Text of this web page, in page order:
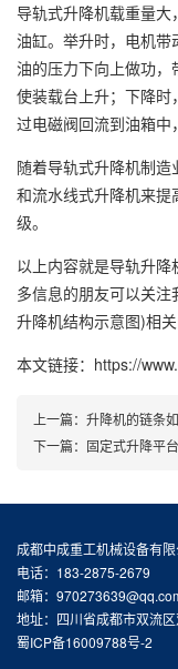
导轨式升降机载重量
油缸。举升时，电机
油的压力下向上做功，
使装载台上升；下降
过电磁阀回流到油箱中
随着导轨式升降机制
和流水线式升降机来
级。
以上内容就是导轨升
多信息的朋友可以关
升降机结构示意图)相关
本文链接：https://
上一篇： 升降机的链条
下一篇： 固定式升降平
成都中成重工机械设备有
电话：183-2875-2679
邮箱：
地址：四川省成都市双流
蜀ICP备16009788号-2